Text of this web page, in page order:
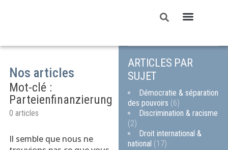
Nos articles
Mot-clé :
Parteienfinanzierung
0 articles
Il semble que nous ne
ARTICLES PAR
SUJET
Démocratie & séparation
des pouvoirs (6)
Discrimination & racisme
(2)
Droit international &
national (17)